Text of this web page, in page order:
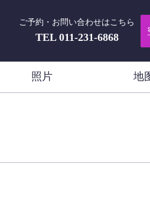
ご予約・お問い合わせはこちら
TEL011-231-6868
照片 地